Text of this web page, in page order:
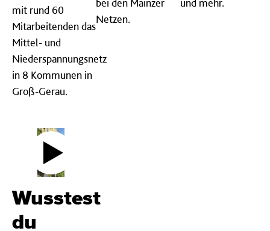
mit rund 60
Mitarbeitenden das
Mittel- und
Niederspannungsnetz
in 8 Kommunen in
Groß-Gerau.
bei den Mainzer
Netzen.
und mehr.
Wusstest
du